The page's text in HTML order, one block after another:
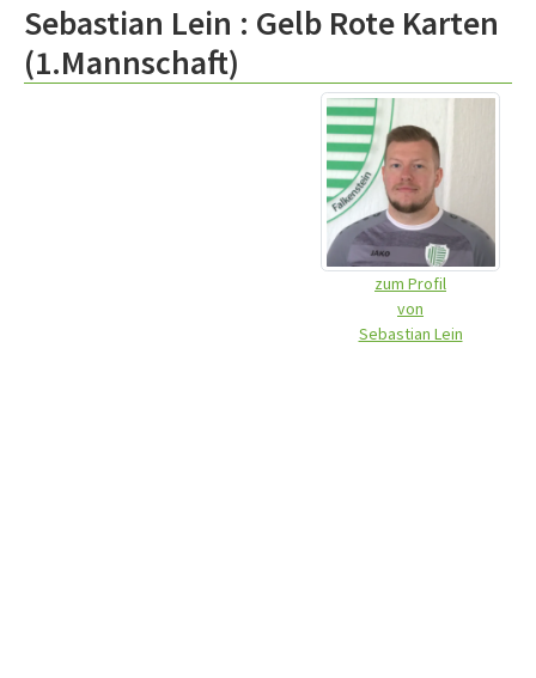
Sebastian Lein : Gelb Rote Karten
(1.Mannschaft)
zum Profil
von
Sebastian Lein